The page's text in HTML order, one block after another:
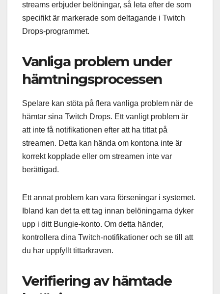
streams erbjuder belöningar, så leta efter de som
specifikt är markerade som deltagande i Twitch
Drops-programmet.
Vanliga problem under
hämtningsprocessen
Spelare kan stöta på flera vanliga problem när de
hämtar sina Twitch Drops. Ett vanligt problem är
att inte få notifikationen efter att ha tittat på
streamen. Detta kan hända om kontona inte är
korrekt kopplade eller om streamen inte var
berättigad.
Ett annat problem kan vara förseningar i systemet.
Ibland kan det ta ett tag innan belöningarna dyker
upp i ditt Bungie-konto. Om detta händer,
kontrollera dina Twitch-notifikationer och se till att
du har uppfyllt tittarkraven.
Verifiering av hämtade